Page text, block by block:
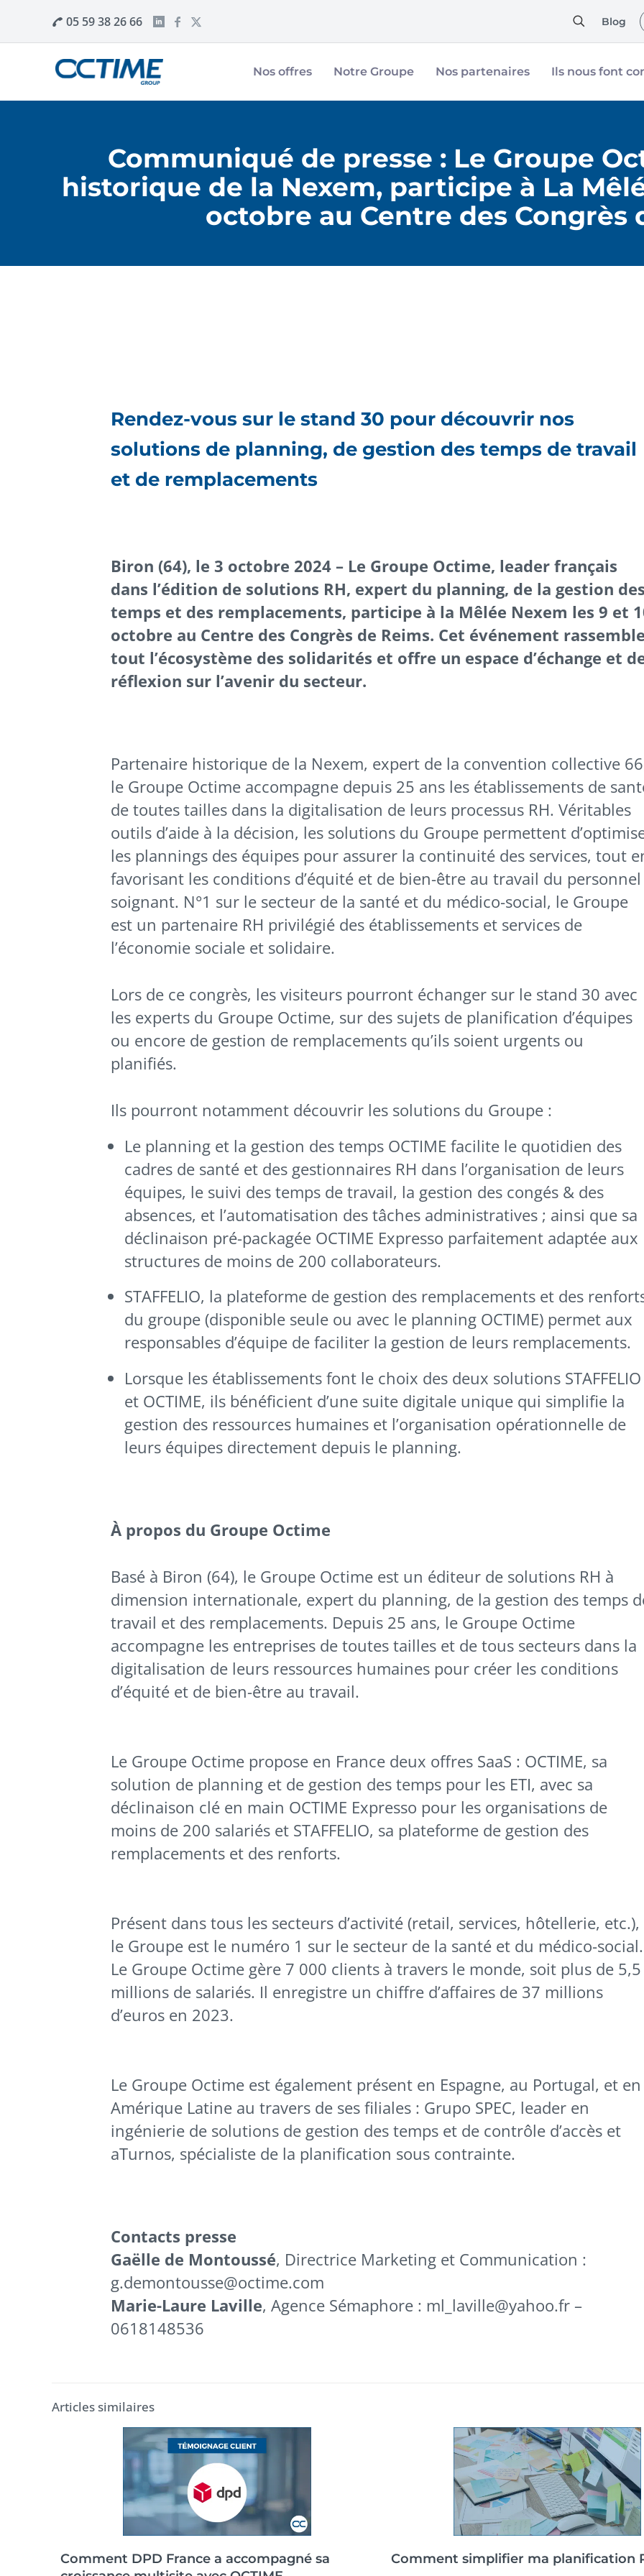
05 59 38 26 66 Blog
Nos offres Notre Groupe Nos partenaires Ils nous font
Communiqué de presse : Le Groupe
historique de la Nexem, participe à La
octobre au Centre des Congrès
Rendez-vous sur le stand 30 pour découvrir nos
solutions de planning, de gestion des temps de travail
et de remplacements
Biron (64), le 3 octobre 2024 – Le Groupe Octime, leader français
dans l’édition de solutions RH, expert du planning, de la gestion
temps et des remplacements, participe à la Mêlée Nexem les 9 et
octobre au Centre des Congrès de Reims. Cet événement
tout l’écosystème des solidarités et offre un espace d’échange et
réflexion sur l’avenir du secteur.
Partenaire historique de la Nexem, expert de la convention collective
le Groupe Octime accompagne depuis 25 ans les établissements de
de toutes tailles dans la digitalisation de leurs processus RH. Véritables
outils d’aide à la décision, les solutions du Groupe permettent
les plannings des équipes pour assurer la continuité des services, tout
favorisant les conditions d’équité et de bien-être au travail du personnel
soignant. N°1 sur le secteur de la santé et du médico-social, le Groupe
est un partenaire RH privilégié des établissements et services de
l’économie sociale et solidaire.
Lors de ce congrès, les visiteurs pourront échanger sur le stand 30 avec
les experts du Groupe Octime, sur des sujets de planification d’équipes
ou encore de gestion de remplacements qu’ils soient urgents ou
planifiés.
Ils pourront notamment découvrir les solutions du Groupe :
Le planning et la gestion des temps OCTIME facilite le quotidien des
cadres de santé et des gestionnaires RH dans l’organisation de leurs
équipes, le suivi des temps de travail, la gestion des congés & des
absences, et l’automatisation des tâches administratives ; ainsi que sa
déclinaison pré-packagée OCTIME Expresso parfaitement adaptée aux
structures de moins de 200 collaborateurs.
STAFFELIO, la plateforme de gestion des remplacements et des
du groupe (disponible seule ou avec le planning OCTIME) permet aux
responsables d’équipe de faciliter la gestion de leurs remplacements.
Lorsque les établissements font le choix des deux solutions STAFFELIO
et OCTIME, ils bénéficient d’une suite digitale unique qui simplifie la
gestion des ressources humaines et l’organisation opérationnelle de
leurs équipes directement depuis le planning.
À propos du Groupe Octime
Basé à Biron (64), le Groupe Octime est un éditeur de solutions RH à
dimension internationale, expert du planning, de la gestion des temps
travail et des remplacements. Depuis 25 ans, le Groupe Octime
accompagne les entreprises de toutes tailles et de tous secteurs dans la
digitalisation de leurs ressources humaines pour créer les conditions
d’équité et de bien-être au travail.
Le Groupe Octime propose en France deux offres SaaS : OCTIME, sa
solution de planning et de gestion des temps pour les ETI, avec sa
déclinaison clé en main OCTIME Expresso pour les organisations de
moins de 200 salariés et STAFFELIO, sa plateforme de gestion des
remplacements et des renforts.
Présent dans tous les secteurs d’activité (retail, services, hôtellerie, etc.),
le Groupe est le numéro 1 sur le secteur de la santé et du médico-social.
Le Groupe Octime gère 7 000 clients à travers le monde, soit plus de 5,5
millions de salariés. Il enregistre un chiffre d’affaires de 37 millions
d’euros en 2023.
Le Groupe Octime est également présent en Espagne, au Portugal, et en
Amérique Latine au travers de ses filiales : Grupo SPEC, leader en
ingénierie de solutions de gestion des temps et de contrôle d’accès et
aTurnos, spécialiste de la planification sous contrainte.
Contacts presse
Gaëlle de Montoussé, Directrice Marketing et Communication :
g.demontousse@octime.com
Marie-Laure Laville, Agence Sémaphore : ml_laville@yahoo.fr –
0618148536
Articles similaires
Comment DPD France a accompagné sa
Comment simplifier ma planification